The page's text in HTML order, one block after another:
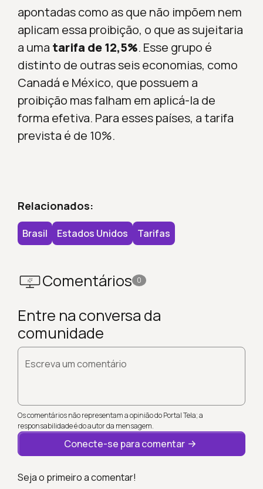
apontadas como as que não impõem nem
aplicam essa proibição, o que as sujeitaria
a uma tarifa de 12,5%. Esse grupo é
distinto de outras seis economias, como
Canadá e México, que possuem a
proibição mas falham em aplicá-la de
forma efetiva. Para esses países, a tarifa
prevista é de 10%.
Relacionados:
Brasil Estados Unidos Tarifas
Comentários 0
Entre na conversa da
comunidade
Escreva um comentário
Os comentários não representam a opinião do Portal Tela; a
responsabilidade é do autor da mensagem.
Conecte-se para comentar
Seja o primeiro a comentar!